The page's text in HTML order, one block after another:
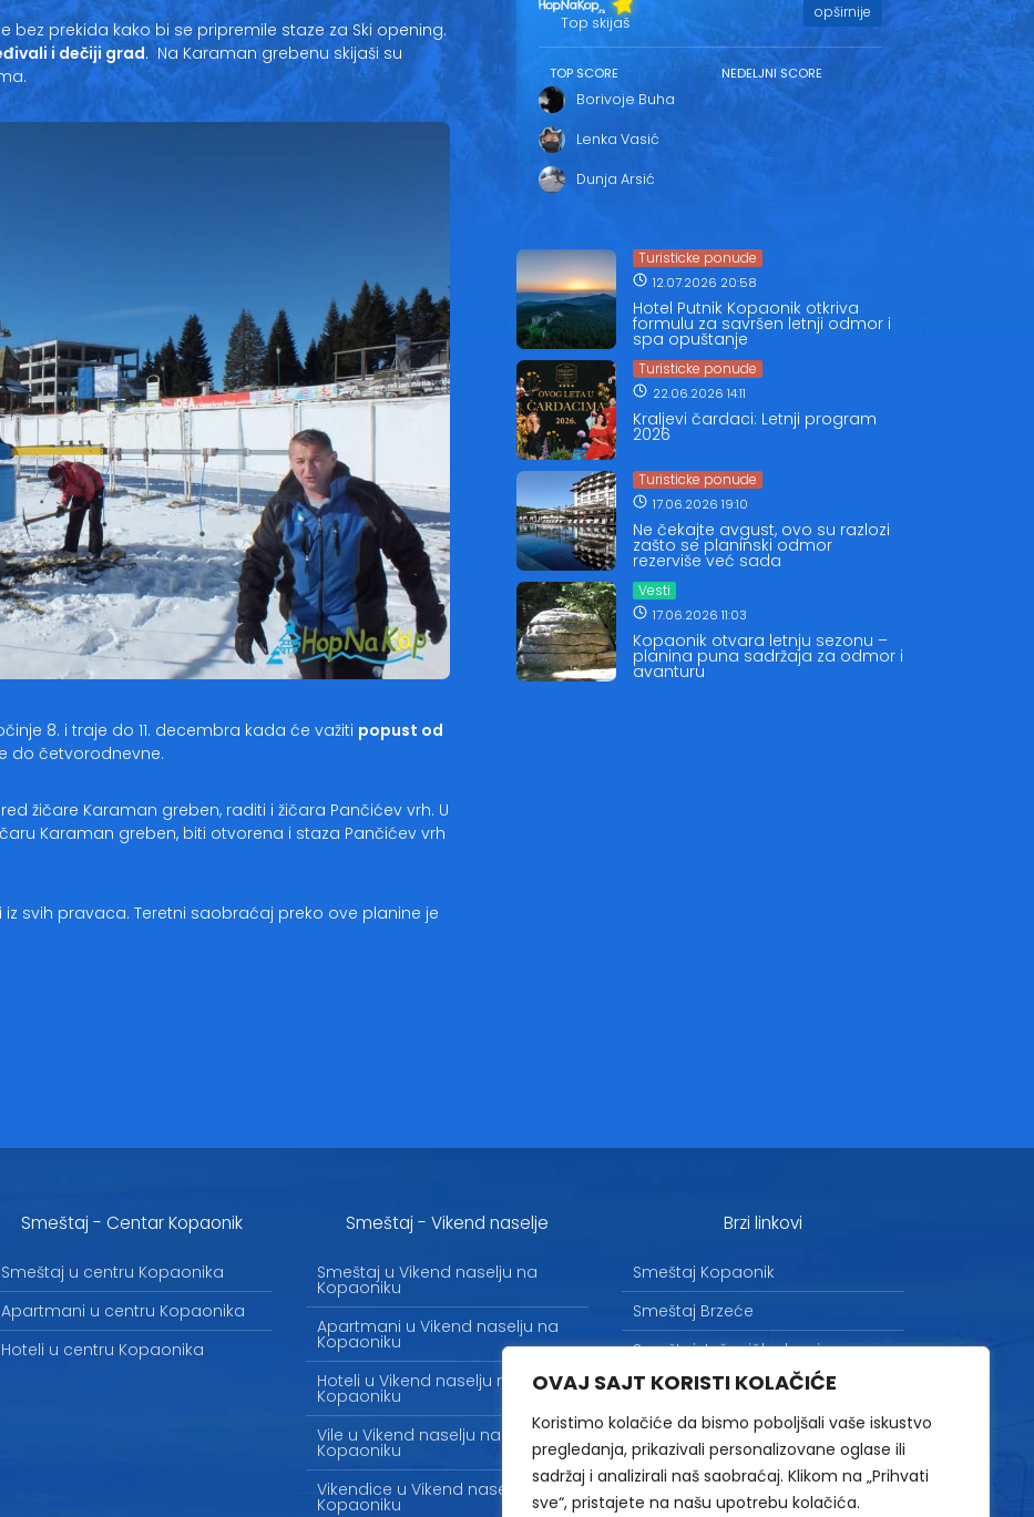
OVAJ SAJT KORISTI KOLAČIĆE
Koristimo kolačiće da bismo poboljšali vaše iskustvo
pregledanja, prikazivali personalizovane oglase ili
sadržaj i analizirali naš saobraćaj. Klikom na „Prihvati
sve“, pristajete na našu upotrebu kolačića.
bez prekida kako bi se pripremile staze za Ski opening.
i dečiji grad. Na Karaman grebenu skijaši su
8. i traje do 11. decembra kada će važiti popust od
do četvorodnevne.
žičare Karaman greben, raditi i žičara Pančićev vrh. U
Karaman greben, biti otvorena i staza Pančićev vrh
svih pravaca. Teretni saobraćaj preko ove planine je
Top skijaš
opširnije
TOP SCORE
Borivoje Buha
Lenka Vasić
Dunja Arsić
NEDELJNI SCORE
Turisticke ponude
12.07.2026 20:58
Hotel Putnik Kopaonik otkriva
formulu za savršen letnji odmor i
spa opuštanje
Turisticke ponude
22.06.2026 14:11
Kraljevi čardaci: Letnji program
2026
Turisticke ponude
17.06.2026 19:10
Ne čekajte avgust, ovo su razlozi
zašto se planinski odmor
rezerviše već sada
Vesti
17.06.2026 11:03
Kopaonik otvara letnju sezonu –
planina puna sadržaja za odmor i
avanturu
Smeštaj - Centar Kopaonik
Smeštaj u centru Kopaonika
Apartmani u centru Kopaonika
Hoteli u centru Kopaonika
Smeštaj - Vikend naselje
Smeštaj u Vikend naselju na
Kopaoniku
Apartmani u Vikend naselju na
Kopaoniku
Hoteli u Vikend naselju na
Kopaoniku
Vile u Vikend naselju na
Kopaoniku
Vikendice u Vikend naselju na
Kopaoniku
Brzi linkovi
Smeštaj Kopaonik
Smeštaj Brzeće
Smeštaj Jošanička banja
Uslovi korišćenja
Marketing
Politika privatnosti
Kontakt